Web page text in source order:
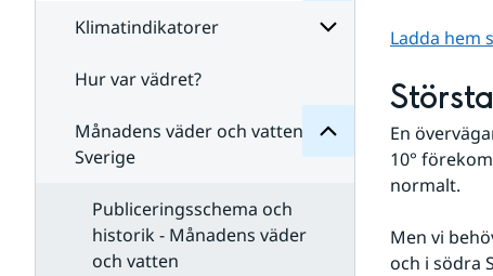
Klimatläget
Klimatindikatorer
Undersidor
Klimatindikatorer
Hur var vädret?
Månadens väder och vatten i
Sverige
Månadens
väder
Publiceringsschema och
historik - Månadens väder
och vatten
Ladda hem
En
10°
normalt.
Men vi
och i södra